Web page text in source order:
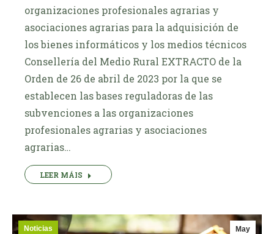
organizaciones profesionales agrarias y
asociaciones agrarias para la adquisición de
los bienes informáticos y los medios técnicos
Consellería del Medio Rural EXTRACTO de la
Orden de 26 de abril de 2023 por la que se
establecen las bases reguladoras de las
subvenciones a las organizaciones
profesionales agrarias y asociaciones
agrarias…
LEER MÁIS
May
Noticias